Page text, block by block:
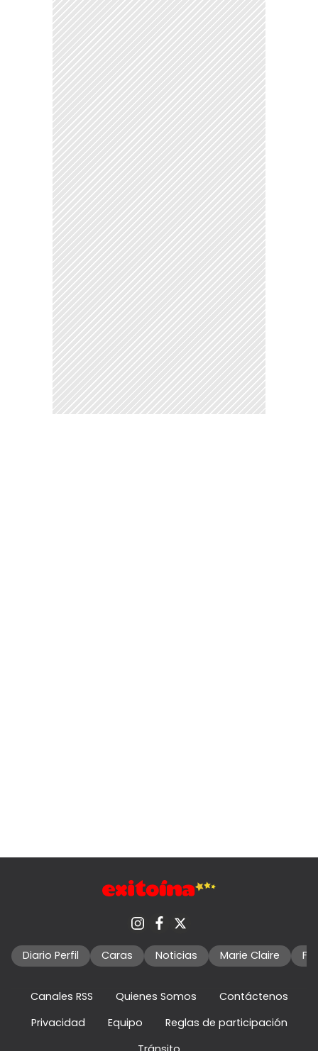
Diario Perfil Caras Noticias Marie Claire
Canales RSS Quienes Somos
Contáctenos
Privacidad
Equipo
Reglas de participación